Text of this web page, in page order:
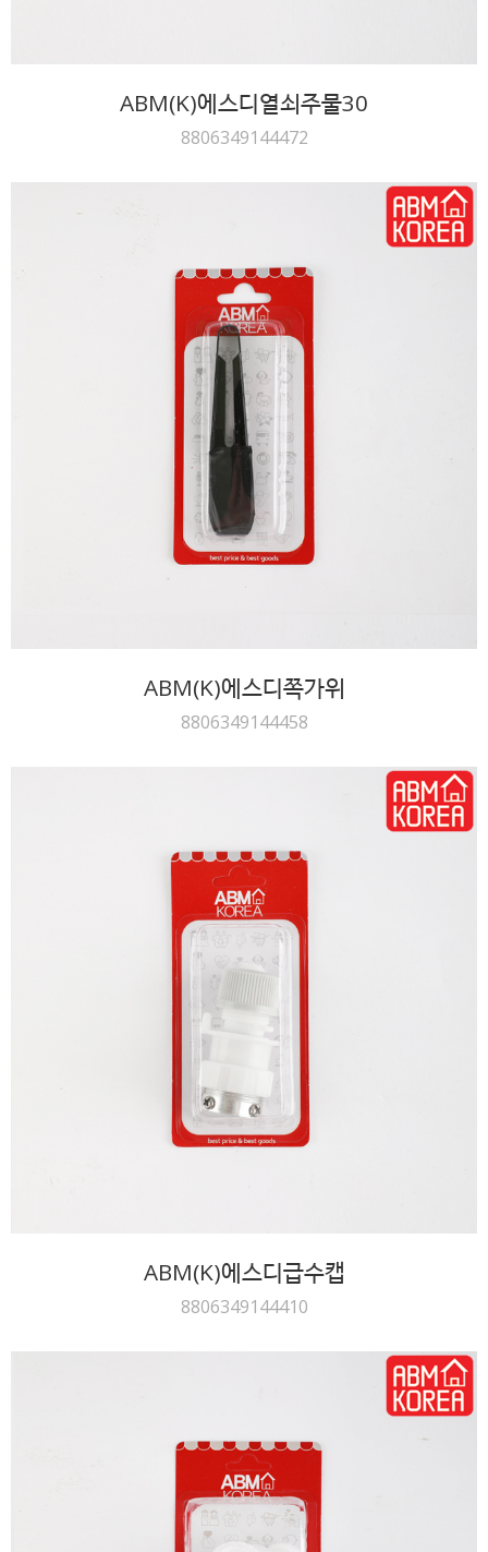
ABM(K)에스디열쇠주물30
8806349144472
ABM(K)에스디쪽가위
8806349144458
ABM(K)에스디급수캡
8806349144410